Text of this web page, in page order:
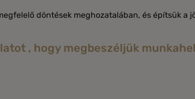
döntések meghozatalában, és építsük a
, hogy megbeszéljük